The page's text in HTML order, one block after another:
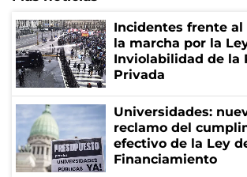
Incidentes frente al
la marcha por la
Inviolabilidad de la
Privada
Universidades:
reclamo del
efectivo de la Ley
Financiamiento